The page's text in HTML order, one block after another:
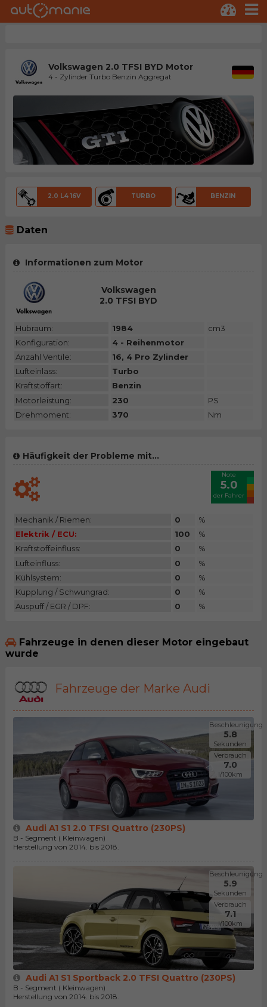
Volkswagen 2.0 TFSI BYD Motor
4 - Zylinder Turbo Benzin Aggregat
2.0 L4 16V TURBO BENZIN
Daten
Informationen zum Motor
Volkswagen
2.0 TFSI BYD
Hubraum: 1984
cm3
Konfiguration:
4 - Reihenmotor
Anzahl Ventile:
16, 4 Pro Zylinder
Lufteinlass:
Turbo
Kraftstoffart:
Benzin
Motorleistung:
230
PS
Drehmoment:
370 Nm
Häufigkeit der Probleme mit...
Note
5.0
der Fahrer
Mechanik / Riemen: 0
%
Elektrik / ECU:
100
%
Kraftstoffeinfluss:
0
%
Lufteinfluss:
0
%
Kühlsystem:
0
%
Kupplung / Schwungrad:
0
%
Auspuff / EGR / DPF:
0 %
Fahrzeuge in denen dieser Motor eingebaut
wurde
Fahrzeuge der Marke Audi
Beschleunigung
5.8
Sekunden
Verbrauch
7.0
l/100km
Audi A1 S1 2.0 TFSI Quattro (230PS)
B - Segment ( Kleinwagen)
Herstellung von 2014. bis 2018.
Beschleunigung
5.9
Sekunden
Verbrauch
7.1
l/100km
Audi A1 S1 Sportback 2.0 TFSI Quattro (230PS)
B - Segment ( Kleinwagen)
Herstellung von 2014. bis 2018.